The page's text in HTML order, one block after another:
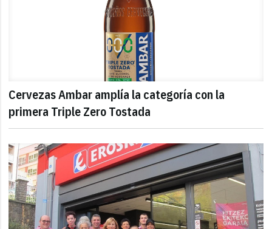
Cervezas Ambar amplía la categoría con la
primera Triple Zero Tostada